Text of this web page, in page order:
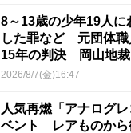
8～13歳の少年19人に
した罪など 元団体職
15年の判決 岡山地裁
ていて被害結果も非常
2026/8/7(金)16:47
人気再燃「アナログ
ベント レアものか